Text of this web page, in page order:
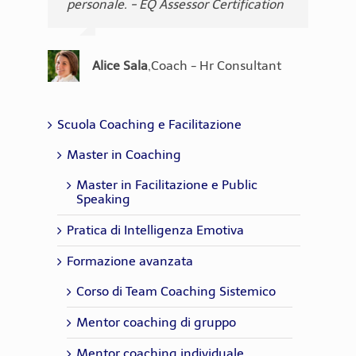
personale. - EQ Assessor Certification
Alice Sala,Coach - Hr Consultant
Assessor Certification
competenza emotiva dei trainer. - EQ
attendibili e, come direbbero gli
Scuola Coaching e Facilitazione
Master in Coaching
Master in Facilitazione e Public
Speaking
Pratica di Intelligenza Emotiva
Formazione avanzata
Corso di Team Coaching Sistemico
Mentor coaching di gruppo